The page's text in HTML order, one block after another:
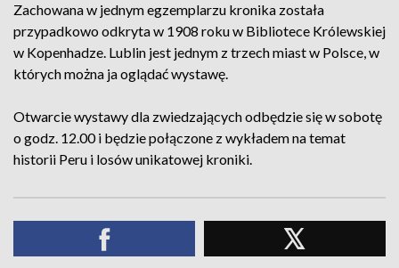
Zachowana w jednym egzemplarzu kronika została
przypadkowo odkryta w 1908 roku w Bibliotece Królewskiej
w Kopenhadze. Lublin jest jednym z trzech miast w Polsce, w
których można ja oglądać wystawę.
Otwarcie wystawy dla zwiedzających odbędzie się w sobotę
o godz. 12.00 i będzie połączone z wykładem na temat
historii Peru i losów unikatowej kroniki.